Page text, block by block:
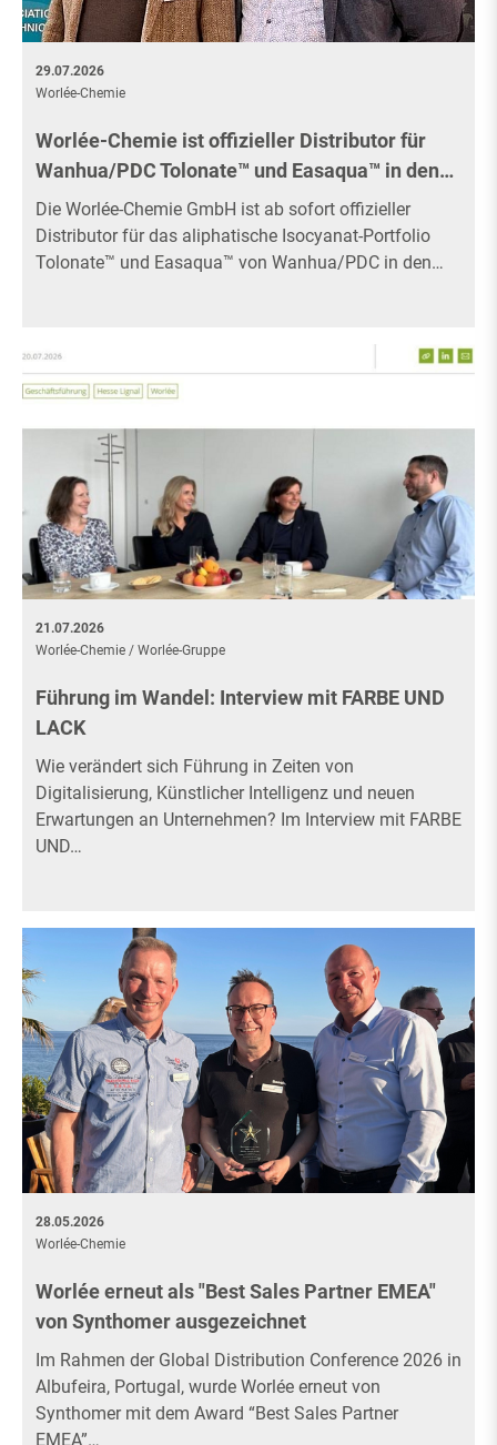
29.07.2026
Worlée-Chemie
Worlée-Chemie ist offizieller Distributor für
Wanhua/PDC Tolonate™ und Easaqua™ in den…
Die Worlée-Chemie GmbH ist ab sofort offizieller
Distributor für das aliphatische Isocyanat-Portfolio
Tolonate™ und Easaqua™ von Wanhua/PDC in den…
21.07.2026
Worlée-Chemie / Worlée-Gruppe
Führung im Wandel: Interview mit FARBE UND
LACK
Wie verändert sich Führung in Zeiten von
Digitalisierung, Künstlicher Intelligenz und neuen
Erwartungen an Unternehmen? Im Interview mit FARBE
UND…
28.05.2026
Worlée-Chemie
Worlée erneut als "Best Sales Partner EMEA"
von Synthomer ausgezeichnet
Im Rahmen der Global Distribution Conference 2026 in
Albufeira, Portugal, wurde Worlée erneut von
Synthomer mit dem Award “Best Sales Partner
EMEA”…